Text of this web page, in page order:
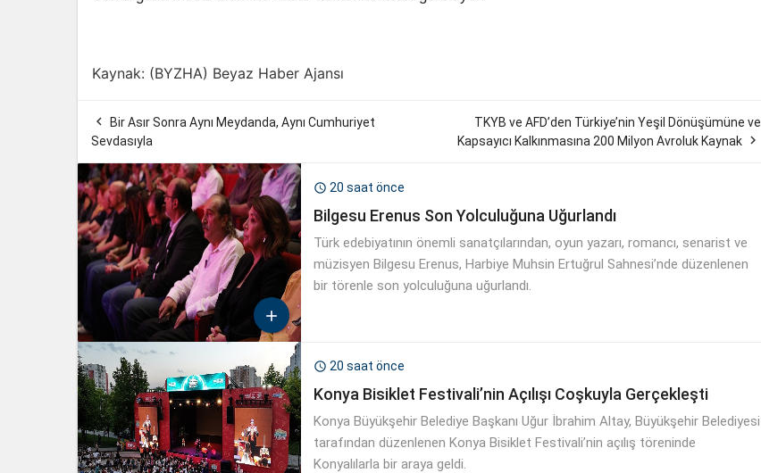
Kaynak: (BYZHA) Beyaz Haber Ajansı

Bir Asır Sonra Aynı Meydanda, Aynı Cumhuriyet
Sevdasıyla
TKYB ve AFD’den Türkiye’nin Yeşil Dönüşümüne ve
Kapsayıcı Kalkınmasına 200 Milyon Avroluk Kaynak 

 20 saat önce
Bilgesu Erenus Son Yolculuğuna Uğurlandı
Türk edebiyatının önemli sanatçılarından, oyun yazarı, romancı, senarist ve
müzisyen Bilgesu Erenus, Harbiye Muhsin Ertuğrul Sahnesi’nde düzenlenen
bir törenle son yolculuğuna uğurlandı.
 20 saat önce
Konya Bisiklet Festivali’nin Açılışı Coşkuyla Gerçekleşti
Konya Büyükşehir Belediye Başkanı Uğur İbrahim Altay, Büyükşehir Belediyesi
tarafından düzenlenen Konya Bisiklet Festivali’nin açılış töreninde
Konyalılarla bir araya geldi.